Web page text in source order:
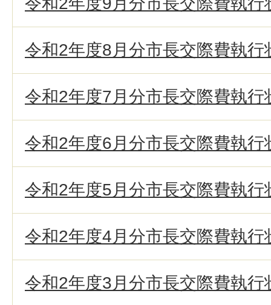
令和2年度8月分市長交際費執行
令和2年度7月分市長交際費執行
令和2年度6月分市長交際費執行
令和2年度5月分市長交際費執行
令和2年度4月分市長交際費執行
令和2年度3月分市長交際費執行